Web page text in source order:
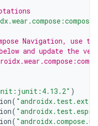
Navigation, use the
and update the
)
(
(
(